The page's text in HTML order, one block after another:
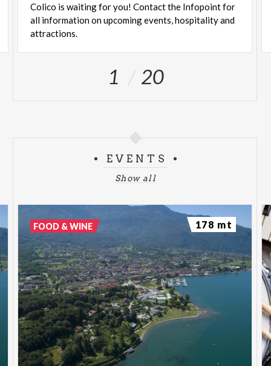
Colico is waiting for you! Contact the Infopoint for
all information on upcoming events, hospitality and
attractions.
1 20
EVENTS
Show all
FOOD & WINE 178 mt